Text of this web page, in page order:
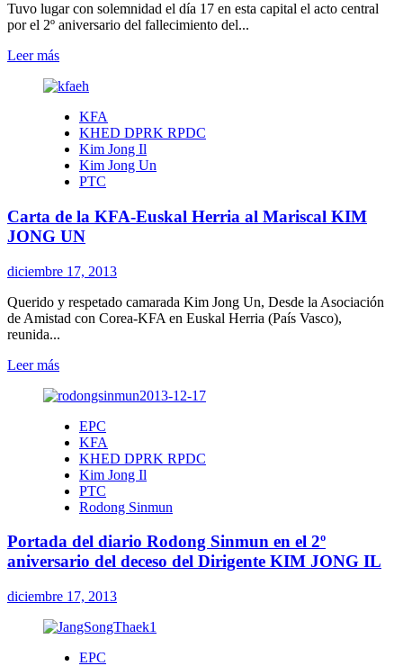
Tuvo lugar con solemnidad el día 17 en esta capital el acto central
por el 2º aniversario del fallecimiento del...
Leer másLeer
sobre
lugar
acto
central
por
el
aniversario
de
fallecimiento
de
KIM
JONG
IL
KFA
KHED DPRK RPDC
Kim Jong Il
Kim Jong Un
PTC
Carta de la KFA-Euskal Herria al Mariscal KIM
JONG UN
diciembre 17, 2013
Querido y respetado camarada Kim Jong Un, Desde la Asociación
de Amistad con Corea-KFA en Euskal Herria (País Vasco),
reunida...
Leer másLeer
sobre
de
la
KFA-
Euskal
Herria
al
KIM
JONG
EPC
KFA
KHED DPRK RPDC
Kim Jong Il
PTC
Rodong Sinmun
Portada del diario Rodong Sinmun en el 2º
aniversario del deceso del Dirigente KIM JONG IL
diciembre 17, 2013
EPC